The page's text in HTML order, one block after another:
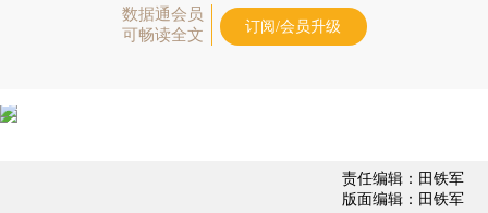
数据通会员
可畅读全文
订阅/会员升级
责任编辑：田铁军
版面编辑：田铁军